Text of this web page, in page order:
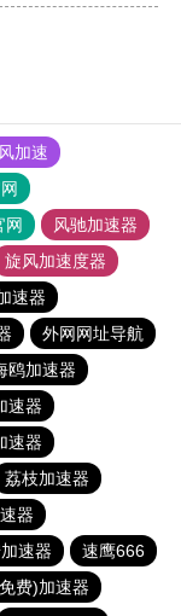
加速
网
风驰加速器
旋风加速度器
速器
外网网址导航
鸥加速器
速器
速器
荔枝加速器
器
速器
速鹰666
费)加速器